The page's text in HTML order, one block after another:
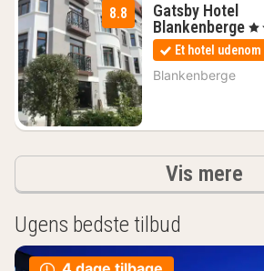
8.8
Gatsby Hotel
Blankenberge1
, 4
Et hotel
Blankenberge
Vis mere
Ugens bedste tilbud